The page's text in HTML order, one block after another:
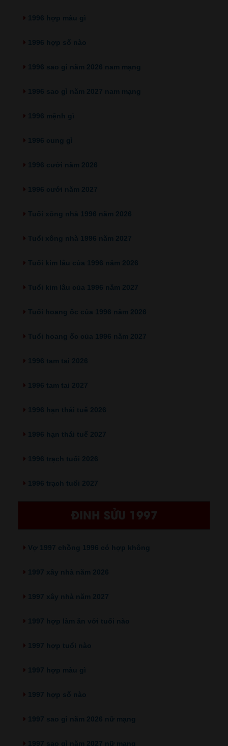
1996 hợp màu gì
1996 hợp số nào
1996 sao gì năm 2026 nam mạng
1996 sao gì năm 2027 nam mạng
1996 mệnh gì
1996 cung gì
1996 cưới năm 2026
1996 cưới năm 2027
Tuổi xông nhà 1996 năm 2026
Tuổi xông nhà 1996 năm 2027
Tuổi kim lâu của 1996 năm 2026
Tuổi kim lâu của 1996 năm 2027
Tuổi hoang ốc của 1996 năm 2026
Tuổi hoang ốc của 1996 năm 2027
1996 tam tai 2026
1996 tam tai 2027
1996 hạn thái tuế 2026
1996 hạn thái tuế 2027
1996 trạch tuổi 2026
1996 trạch tuổi 2027
ĐINH SỬU 1997
Vợ 1997 chồng 1996 có hợp không
1997 xây nhà năm 2026
1997 xây nhà năm 2027
1997 hợp làm ăn với tuổi nào
1997 hợp tuổi nào
1997 hợp màu gì
1997 hợp số nào
1997 sao gì năm 2026 nữ mạng
1997 sao gì năm 2027 nữ mạng